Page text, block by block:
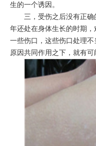
生的一个诱因。
三，受伤之后没有正确
年还处在身体生长的时期
一些伤口，这些伤口处理
原因共同作用之下，就有可